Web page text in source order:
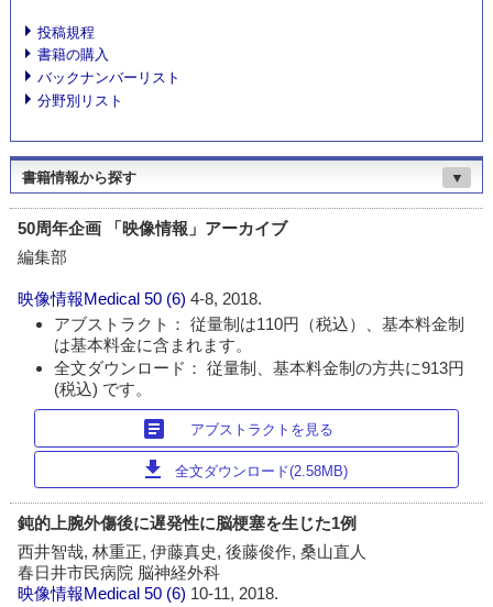
投稿規程
書籍の購入
バックナンバーリスト
分野別リスト
書籍情報から探す ▼
50周年企画 「映像情報」アーカイブ
編集部
映像情報Medical 50 (6)4-8, 2018.
アブストラクト： 従量制は110円（税込）、基本料金制
は基本料金に含まれます。
全文ダウンロード： 従量制、基本料金制の方共に913円
(税込) です。
article アブストラクトを見る
download 全文ダウンロード(2.58MB)
鈍的上腕外傷後に遅発性に脳梗塞を生じた1例
西井智哉, 林重正, 伊藤真史, 後藤俊作, 桑山直人
春日井市民病院 脳神経外科
映像情報Medical 50 (6) 10-11, 2018.